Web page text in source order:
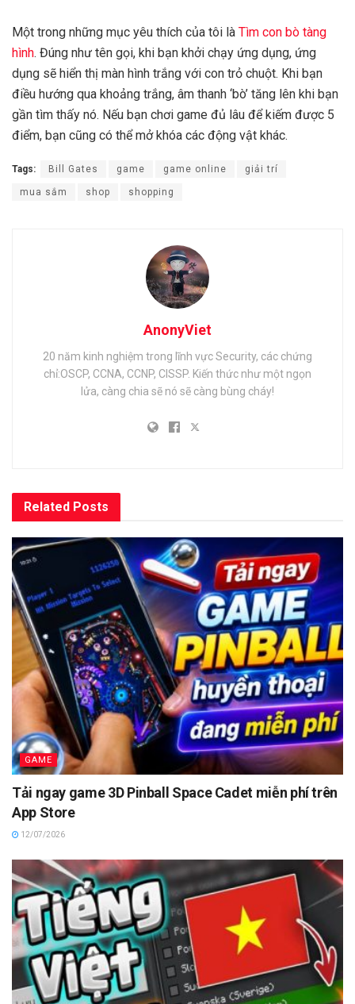
Một trong những mục yêu thích của tôi là Tìm con bò tàng
hình. Đúng như tên gọi, khi bạn khởi chạy ứng dụng, ứng
dụng sẽ hiển thị màn hình trắng với con trỏ chuột. Khi bạn
điều hướng qua khoảng trắng, âm thanh ‘bò’ tăng lên khi bạn
gần tìm thấy nó. Nếu bạn chơi game đủ lâu để kiếm được 5
điểm, bạn cũng có thể mở khóa các động vật khác.
Tags: Bill Gates game game online giải trí
mua sắm shop shopping
AnonyViet
20 năm kinh nghiệm trong lĩnh vực Security, các chứng
chỉ:OSCP, CCNA, CCNP, CISSP. Kiến thức như một ngọn
lửa, càng chia sẽ nó sẽ càng bùng cháy!
Related Posts
GAME
Tải ngay game 3D Pinball Space Cadet miễn phí trên
App Store
12/07/2026